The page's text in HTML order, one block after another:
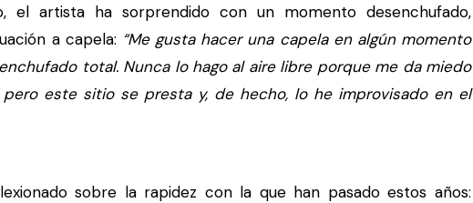
el artista ha sorprendido con un momento desenchufado,
a capela: “Me gusta hacer una capela en algún momento
total. Nunca lo hago al aire libre porque me da miedo
este sitio se presta y, de hecho, lo he improvisado en el
sobre la rapidez con la que han pasado estos años: